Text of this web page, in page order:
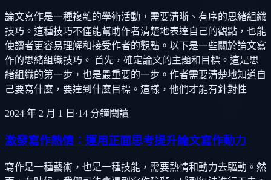
論文寫作是一種複雜的學術活動，需要清晰、有序的思緒組織
技巧。這種技巧不僅能幫助作者清楚地表達自己的觀點，也能
使讀者更容易理解和接受作者的觀點。以下是一些關於論文寫
作的思緒組織技巧。 首先，確定論文的主題和目標。這是思
緒組織的第一步，也是最重要的一步。作者需要清楚地知道自
己要寫什麼，要達到什麼目標。這樣，他們才能有針對性
2024 年 2 月 1 日 ·14 分鐘閱讀
激發寫作熱情：運用正面思考提升論文寫作動力
寫作是一種藝術，也是一種技能，需要熱情和動力去驅動。然